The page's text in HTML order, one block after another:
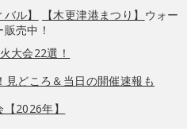
ル】 【木更津港まつり】 ウォー
売中！
大会22選！
どころ＆当日の開催速報も
2026年】